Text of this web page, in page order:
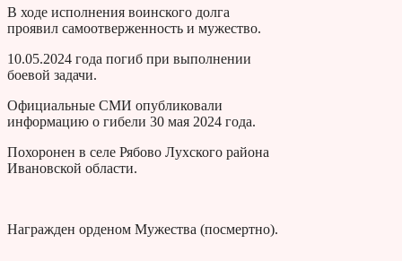
В ходе исполнения воинского долга
проявил самоотверженность и мужество.
10.05.2024 года погиб при выполнении
боевой задачи.
Официальные СМИ опубликовали
информацию о гибели 30 мая 2024 года.
Похоронен в селе Рябово Лухского района
Ивановской области.
Награжден орденом Мужества (посмертно).